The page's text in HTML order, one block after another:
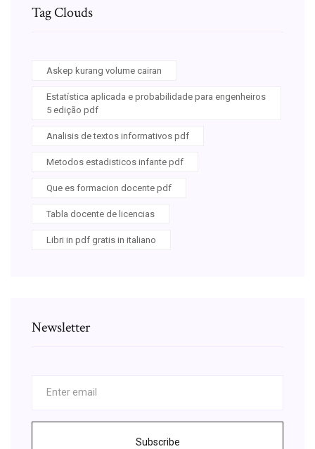
Tag Clouds
Askep kurang volume cairan
Estatística aplicada e probabilidade para engenheiros
5 edição pdf
Analisis de textos informativos pdf
Metodos estadisticos infante pdf
Que es formacion docente pdf
Tabla docente de licencias
Libri in pdf gratis in italiano
Newsletter
Subscribe